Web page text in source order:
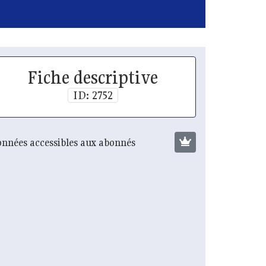
Fiche descriptive
ID: 2752
accessibles aux abonnés